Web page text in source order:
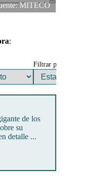
MITECO
:
Filtrar por
de los
su
detalle ...